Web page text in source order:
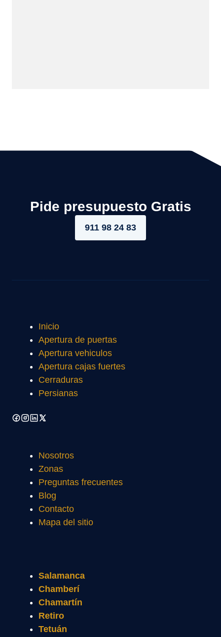
Pide presupuesto Gratis
911 98 24 83
Inicio
Apertura de puertas
Apertura vehiculos
Apertura cajas fuertes
Cerraduras
Persianas
Nosotros
Zonas
Preguntas frecuentes
Blog
Contacto
Mapa del sitio
Salamanca
Chamberí
Chamartín
Retiro
Tetuán